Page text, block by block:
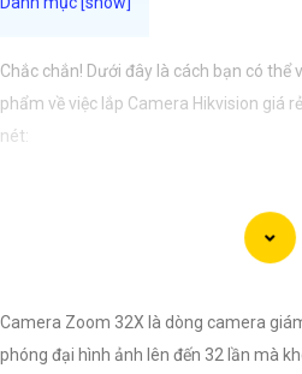
Chắc chắn! Dưới đây là cách bạn có thể
phẩm về việc lắp Camera Hikvision giá
nét:
Bạn đang tìm kiếm giải pháp an ninh
ngôi nhà hoặc doanh nghiệp của mình?
chất lượng hình ảnh sắc nét và giá cả
sự lựa chọn lý tưởng cho việc bảo vệ tài
Camera Zoom 32X là dòng camera
phóng đại hình ảnh lên đến 32 lần mà